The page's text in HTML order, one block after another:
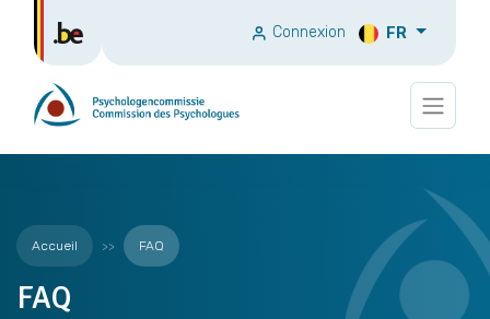
Connexion FR
Accueil FAQ
FAQ